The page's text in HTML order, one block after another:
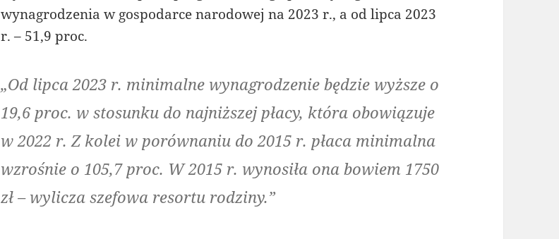
wynagrodzenia w gospodarce narodowej na 2023 r., a od lipca 2023
r. – 51,9 proc.
„Od lipca 2023 r. minimalne wynagrodzenie będzie wyższe o
19,6 proc. w stosunku do najniższej płacy, która obowiązuje
w 2022 r. Z kolei w porównaniu do 2015 r. płaca minimalna
wzrośnie o 105,7 proc. W 2015 r. wynosiła ona bowiem 1750
zł – wylicza szefowa resortu rodziny.”